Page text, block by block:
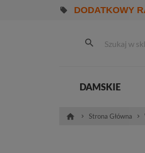
DODATKOWY
DAMSKIE
Strona Główna